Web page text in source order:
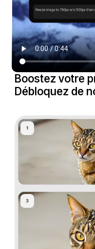
Boostez votre
Débloquez de